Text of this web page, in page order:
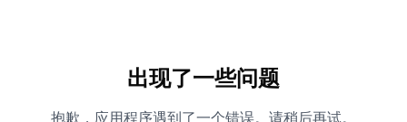
出现了一些问题
抱歉，应用程序遇到了一个错误。请稍后再试。